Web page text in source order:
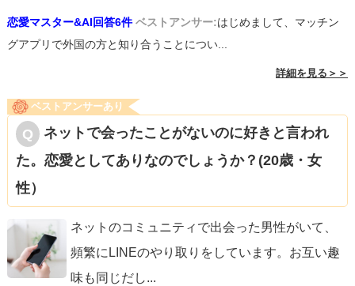
恋愛マスター&AI回答6件 ベストアンサー:はじめまして、マッチン
グアプリで外国の方と知り合うことについ...
詳細を見る＞＞
ベストアンサーあり
ネットで会ったことがないのに好きと言われ
た。恋愛としてありなのでしょうか？(20歳・女
性）
ネットのコミュニティで出会った男性がいて、
頻繁にLINEのやり取りをしています。お互い趣
味も同じだし...